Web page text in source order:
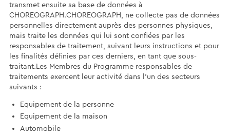
transmet ensuite sa base de données à
CHOREOGRAPH.CHOREOGRAPH, ne collecte pas de données
personnelles directement auprès des personnes physiques,
mais traite les données qui lui sont confiées par les
responsables de traitement, suivant leurs instructions et pour
les finalités définies par ces derniers, en tant que sous-
traitant.Les Membres du Programme responsables de
traitements exercent leur activité dans l’un des secteurs
suivants :
Equipement de la personne
Equipement de la maison
Automobile